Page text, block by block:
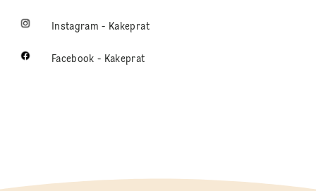
Instagram - Kakeprat
Facebook - Kakeprat